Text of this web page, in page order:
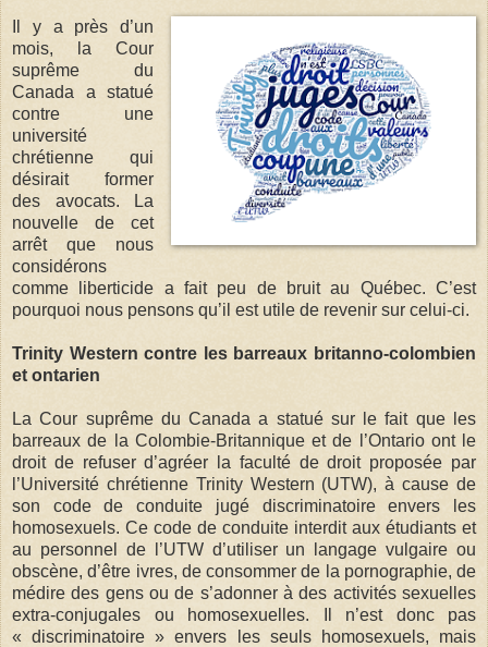
Il y a près d’un
mois, la Cour
suprême du
Canada a statué
contre une
université
chrétienne qui
désirait former
des avocats. La
nouvelle de cet
arrêt que nous
considérons
comme liberticide a fait peu de bruit au Québec. C’est
pourquoi nous pensons qu’il est utile de revenir sur celui-ci.
Trinity Western contre les barreaux britanno-colombien
et ontarien
La Cour suprême du Canada a statué sur le fait que les
barreaux de la Colombie-Britannique et de l’Ontario ont le
droit de refuser d’agréer la faculté de droit proposée par
l’Université chrétienne Trinity Western (UTW), à cause de
son code de conduite jugé discriminatoire envers les
homosexuels. Ce code de conduite interdit aux étudiants et
au personnel de l’UTW d’utiliser un langage vulgaire ou
obscène, d’être ivres, de consommer de la pornographie, de
médire des gens ou de s’adonner à des activités sexuelles
extra-conjugales ou homosexuelles. Il n’est donc pas
« discriminatoire » envers les seuls homosexuels, mais